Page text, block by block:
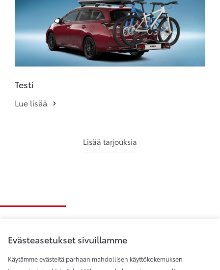
Testi
Lue lisää
Lisää tarjouksia
Evästeasetukset sivuillamme
Käytämme evästeitä parhaan mahdollisen käyttökokemuksen